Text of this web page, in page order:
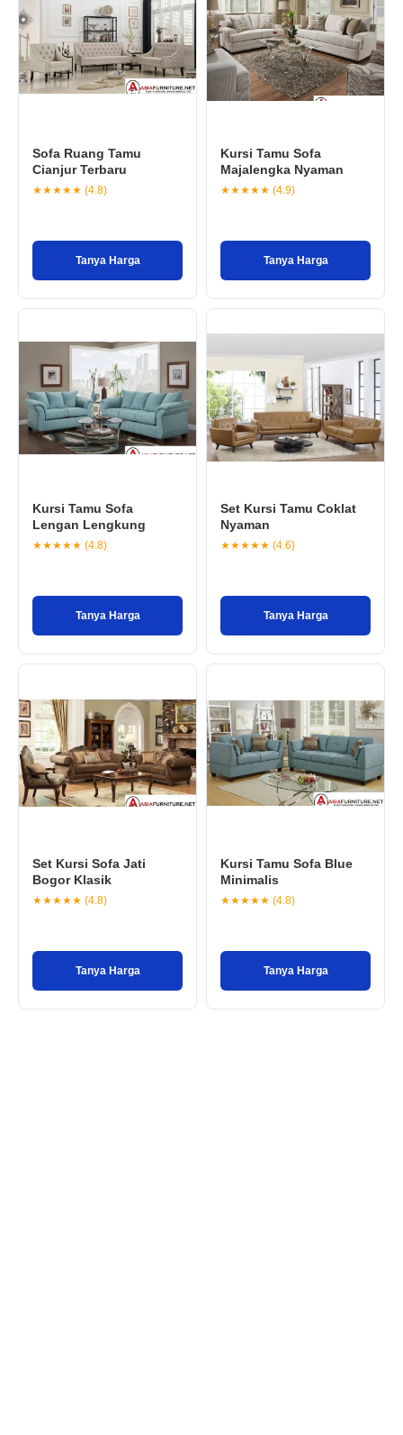
Sofa Ruang Tamu
Cianjur Terbaru
★★★★★ (4.8)
Tanya Harga
Kursi Tamu Sofa
Majalengka Nyaman
★★★★★ (4.9)
Tanya Harga
Kursi Tamu Sofa
Lengan Lengkung
★★★★★ (4.8)
Tanya Harga
Set Kursi Tamu Coklat
Nyaman
★★★★★ (4.6)
Tanya Harga
Set Kursi Sofa Jati
Bogor Klasik
★★★★★ (4.8)
Tanya Harga
Kursi Tamu Sofa Blue
Minimalis
★★★★★ (4.8)
Tanya Harga